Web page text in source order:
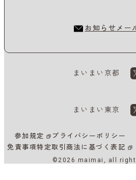
お知らせメー
まいまい京都
まいまい東京
参加規定
プライバシーポリシー
免責事項特定取引商法に基づく表記
©2026 maimai, all